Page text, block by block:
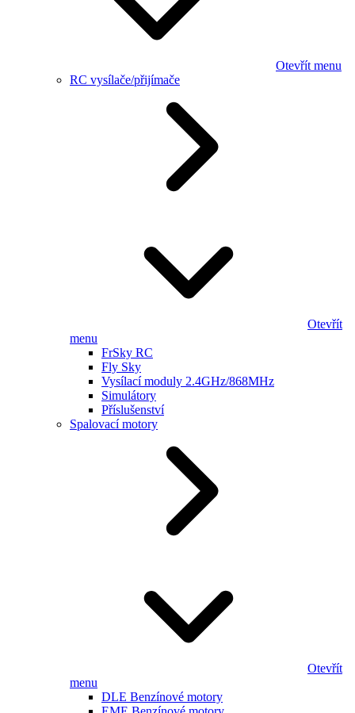
Otevřít menu
RC vysílače/přijímače
Otevřít
menu
FrSky RC
Fly Sky
Vysílací moduly 2.4GHz/868MHz
Simulátory
Příslušenství
Spalovací motory
Otevřít
menu
DLE Benzínové motory